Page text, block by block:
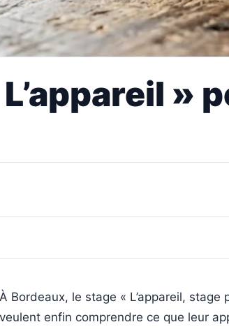
»
À Bordeaux, le stage « L’appareil, stage
veulent enfin comprendre ce que leur